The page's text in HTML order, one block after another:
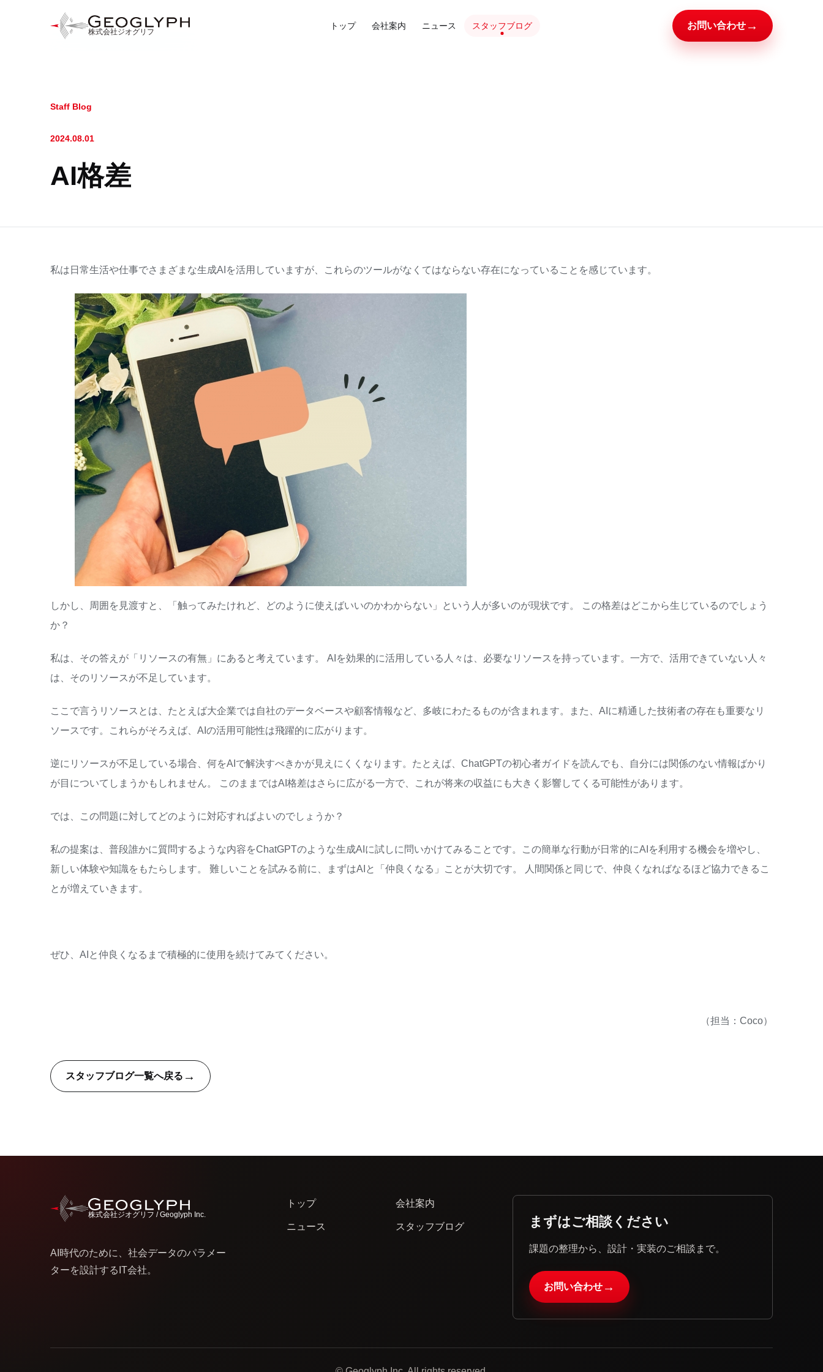
株式会社ジオグリフ
トップ 会社案内 ニュース スタッフブログ お問い合わせ →
Staff Blog
2024.08.01
AI格差
私は日常生活や仕事でさまざまな生成AIを活用していますが、これらのツールがなくてはならない存在になっていることを感じています。
しかし、周囲を見渡すと、「触ってみたけれど、どのように使えばいいのかわからない」という人が多いのが現状です。 この格差はどこから生じているのでしょう
か？
私は、その答えが「リソースの有無」にあると考えています。 AIを効果的に活用している人々は、必要なリソースを持っています。一方で、活用できていない人々
は、そのリソースが不足しています。
ここで言うリソースとは、たとえば大企業では自社のデータベースや顧客情報など、多岐にわたるものが含まれます。また、AIに精通した技術者の存在も重要なリ
ソースです。これらがそろえば、AIの活用可能性は飛躍的に広がります。
逆にリソースが不足している場合、何をAIで解決すべきかが見えにくくなります。たとえば、ChatGPTの初心者ガイドを読んでも、自分には関係のない情報ばかり
が目についてしまうかもしれません。 このままではAI格差はさらに広がる一方で、これが将来の収益にも大きく影響してくる可能性があります。
では、この問題に対してどのように対応すればよいのでしょうか？
私の提案は、普段誰かに質問するような内容をChatGPTのような生成AIに試しに問いかけてみることです。この簡単な行動が日常的にAIを利用する機会を増やし、
新しい体験や知識をもたらします。 難しいことを試みる前に、まずはAIと「仲良くなる」ことが大切です。 人間関係と同じで、仲良くなればなるほど協力できるこ
とが増えていきます。
ぜひ、AIと仲良くなるまで積極的に使用を続けてみてください。
（担当：Coco）
スタッフブログ一覧へ戻る →
株式会社ジオグリフ / Geoglyph Inc.
AI時代のために、社会データのパラメー
ターを設計するIT会社。
トップ 会社案内
ニュース スタッフブログ まずはご相談ください
課題の整理から、設計・実装のご相談まで。
お問い合わせ →